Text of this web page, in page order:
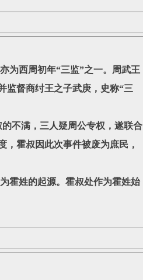
为西周初年“三监”之一。周武王
监督商纣王之子武庚，史称“三
不满，三人疑周公专权，遂联合
，霍叔因此次事件被废为庶民，
霍姓的起源。霍叔处作为霍姓始